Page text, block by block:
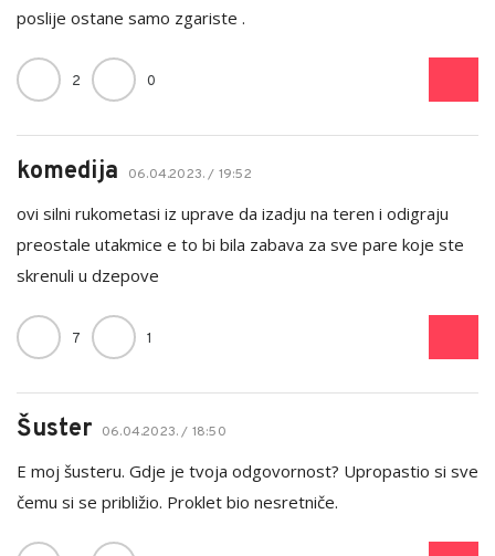
poslije ostane samo zgariste .
2 0
komedija 06.04.2023. / 19:52
ovi silni rukometasi iz uprave da izadju na teren i odigraju
preostale utakmice e to bi bila zabava za sve pare koje ste
skrenuli u dzepove
7 1
Šuster 06.04.2023. / 18:50
E moj šusteru. Gdje je tvoja odgovornost? Upropastio si sve
čemu si se približio. Proklet bio nesretniče.